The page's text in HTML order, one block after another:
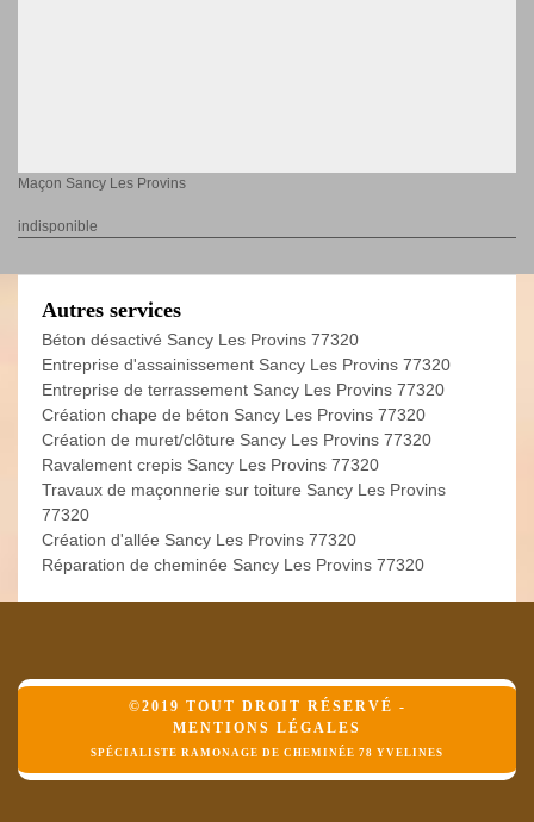
Maçon Sancy Les Provins
indisponible
Autres services
Béton désactivé Sancy Les Provins 77320
Entreprise d'assainissement Sancy Les Provins 77320
Entreprise de terrassement Sancy Les Provins 77320
Création chape de béton Sancy Les Provins 77320
Création de muret/clôture Sancy Les Provins 77320
Ravalement crepis Sancy Les Provins 77320
Travaux de maçonnerie sur toiture Sancy Les Provins
77320
Création d'allée Sancy Les Provins 77320
Réparation de cheminée Sancy Les Provins 77320
©2019 TOUT DROIT RÉSERVÉ -
MENTIONS LÉGALES
SPÉCIALISTE RAMONAGE DE CHEMINÉE 78 YVELINES